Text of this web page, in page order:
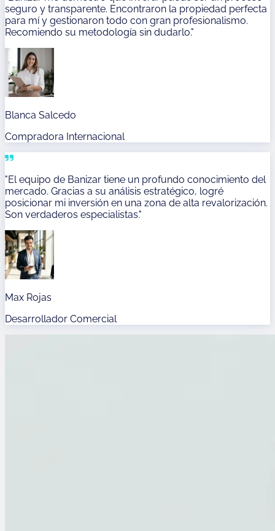
seguro y transparente. Encontraron la propiedad perfecta
para mí y gestionaron todo con gran profesionalismo.
Recomiendo su metodología sin dudarlo."
Blanca Salcedo
Compradora Internacional
"El equipo de Banizar tiene un profundo conocimiento del
mercado. Gracias a su análisis estratégico, logré
posicionar mi inversión en una zona de alta revalorización.
Son verdaderos especialistas."
Max Rojas
Desarrollador Comercial